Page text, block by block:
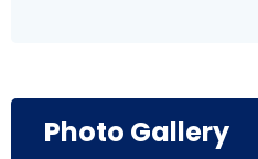
Photo Gallery